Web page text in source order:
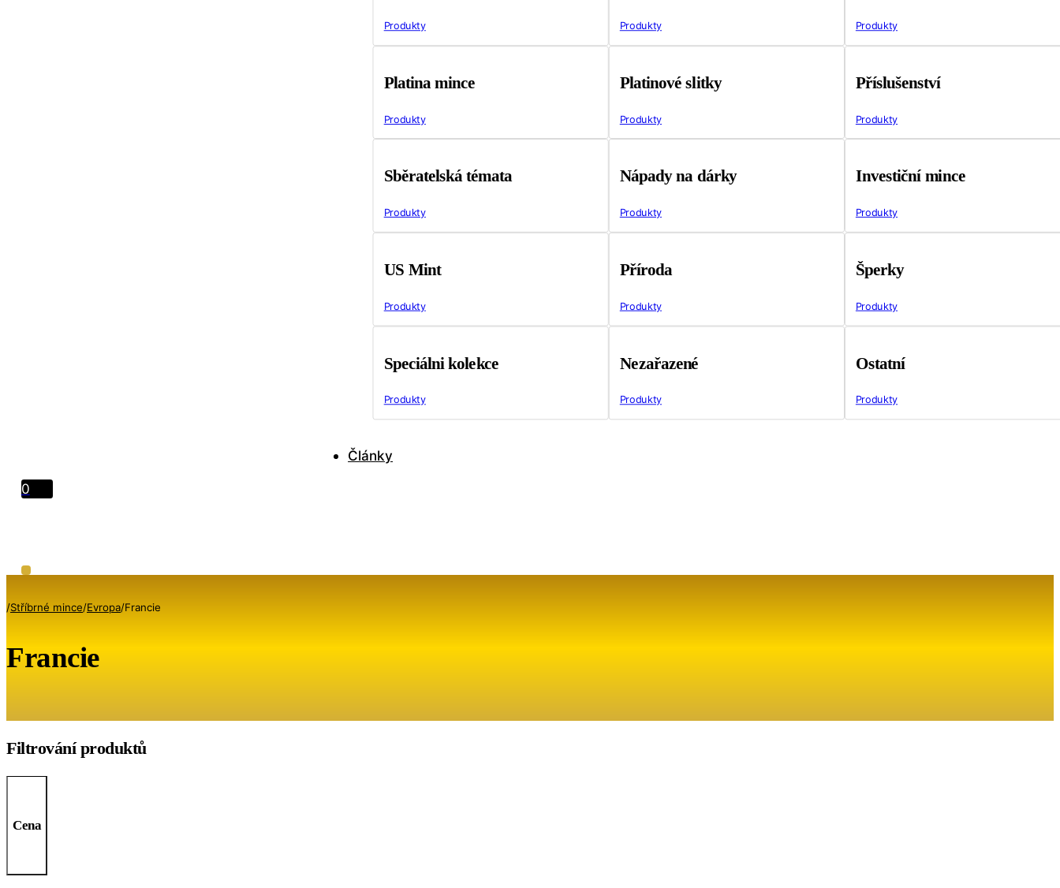
Produkty Produkty Produkty
Platina mince
Produkty
Platinové slitky
Produkty
Příslušenství
Produkty
Sběratelská témata
Produkty
Nápady na dárky
Produkty
Investiční mince
Produkty
US Mint
Produkty
Příroda
Produkty
Šperky
Produkty
Speciálni kolekce
Produkty
Nezařazené
Produkty
Ostatní
Produkty
Články
0
/Stříbrné mince/Evropa/Francie
Francie
Filtrování produktů
Cena